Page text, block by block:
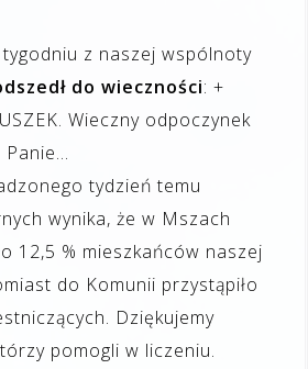
tygodniu z naszej wspólnoty
do wieczności: +
Wieczny odpoczynek
Panie…
tydzień temu
wynika, że w Mszach
12,5 % mieszkańców naszej
do Komunii przystąpiło
Dziękujemy
pomogli w liczeniu.